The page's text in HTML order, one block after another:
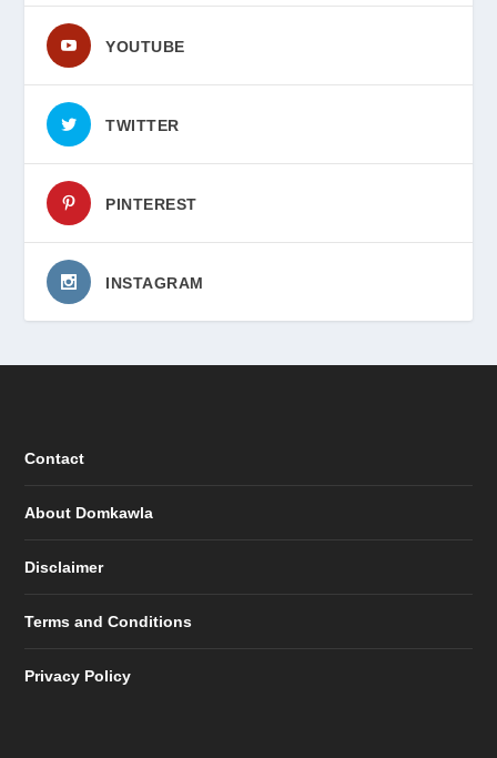
YOUTUBE
TWITTER
PINTEREST
INSTAGRAM
Contact
About Domkawla
Disclaimer
Terms and Conditions
Privacy Policy